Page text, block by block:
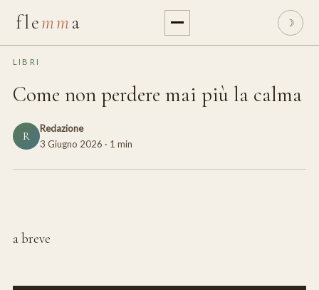
flemma ☽
LIBRI
Come non perdere mai più la calma
R
Redazione
3 Giugno 2026 · 1 min
a breve